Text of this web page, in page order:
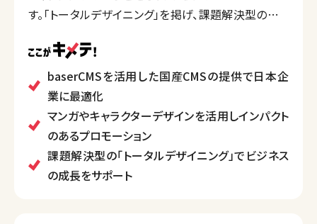
す。「トータルデザイニング」を掲げ、課題解決型のデザ
Web制作では、国産CMS「baserCMS」の採用、レスポ
ンシブ対応、スマートフォン最適化など、技術的にも先
進的な対応が可能です。また、企業キャラクターやマン
ガを活用したプロモーションなど、多彩なデザインアプ
ローチで顧客の事業を支援しています。
baserCMSを活用した国産CMSの提供で日本企
業に最適化
マンガやキャラクターデザインを活用しインパクト
のあるプロモーション
課題解決型の「トータルデザイニング」でビジネス
の成長をサポート